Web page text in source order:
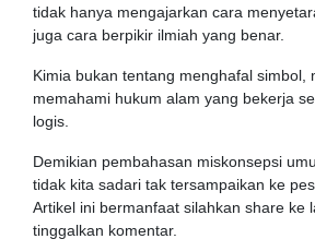
tidak hanya mengajarkan cara
juga cara berpikir ilmiah yang benar.
Kimia bukan tentang menghafal simbol,
memahami hukum alam yang bekerja
logis.
Demikian pembahasan miskonsepsi
tidak kita sadari tak tersampaikan ke
Artikel ini bermanfaat silahkan share ke
tinggalkan komentar.